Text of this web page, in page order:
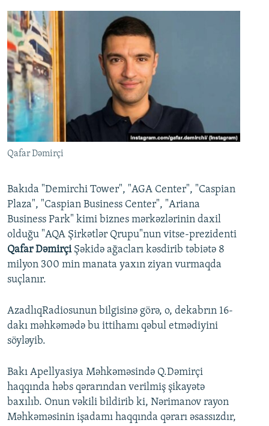
VIDEO
FOTOQALEREYA
İNFOQRAFIKA
KARIKATURA
RADIO ARXIV
OXU ZALI
AZƏRBAYCAN ƏDƏBIYYATI KITABXANASI
İSLAM VƏ DEMOKRATIYA
İZ - MƏDƏNIYYƏT PROQRAMI
HAQQIMIZDA
MISSIYAMIZ
PEŞƏ ETIKASI VƏ JURNALISTIKA STANDARTLARIMIZ
MATERIALLARIMIZDAN ISTIFADƏ
AZADLIQRADIOSU MOBIL TELEFONUNUZDA
BIZIMLƏ ƏLAQƏ
BIZI IZLƏ
RFE/RL-in bütün saytları
Qafar Dəmirçi
Bakıda "Demirchi Tower", "AGA Center", "Caspian
Plaza", "Caspian Business Center", "Ariana
Business Park" kimi biznes mərkəzlərinin daxil
olduğu "AQA Şirkətlər Qrupu"nun vitse-prezidenti
Qafar Dəmirçi Şəkidə ağacları kəsdirib təbiətə 8
milyon 300 min manata yaxın ziyan vurmaqda
suçlanır.
AzadlıqRadiosunun bilgisinə görə, o, dekabrın 16-
dakı məhkəmədə bu ittihamı qəbul etmədiyini
söyləyib.
Bakı Apellyasiya Məhkəməsində Q.Dəmirçi
haqqında həbs qərarından verilmiş şikayətə
baxılıb. Onun vəkili bildirib ki, Nərimanov rayon
Məhkəməsinin işadamı haqqında qərarı əsassızdır,